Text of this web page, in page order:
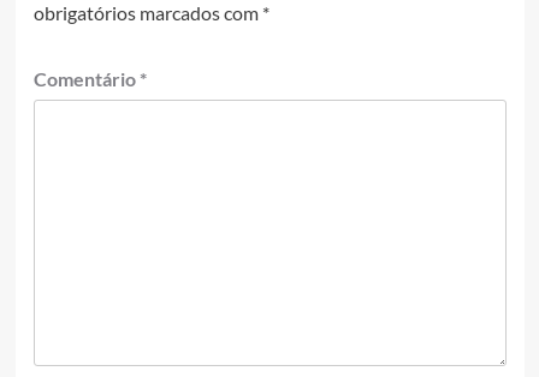
obrigatórios marcados com *
Comentário *